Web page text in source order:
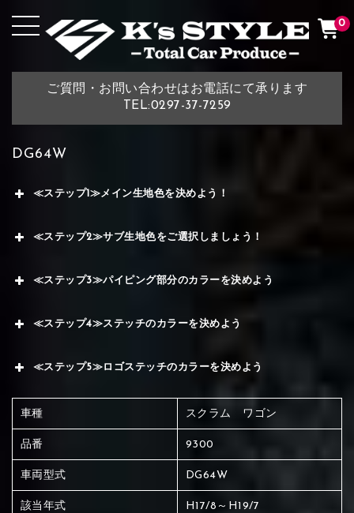
ご質問・お問い合わせはお電話にて承ります
TEL:0297-37-7259
0
DG64W
≪ステップ1≫メイン生地色を決めよう！
≪ステップ2≫サブ生地色をご選択しましょう！
≪ステップ3≫パイピング部分のカラーを決めよう
≪ステップ4≫ステッチのカラーを決めよう
≪ステップ5≫ロゴステッチのカラーを決めよう
車種 スクラム ワゴン
品番 9300
車両型式 DG64W
該当年式 H17/8～H19/7